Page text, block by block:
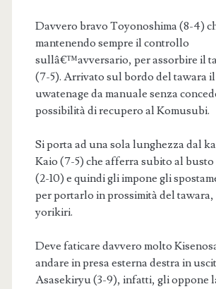
Davvero bravo Toyonoshima (8-4)
mantenendo sempre il controllo
sullâ€™avversario, per assorbire il
(7-5). Arrivato sul bordo del tawara
uwatenage da manuale senza
possibilità di recupero al Komusubi.
Si porta ad una sola lunghezza dal
Kaio (7-5) che afferra subito al
(2-10) e quindi gli impone gli
per portarlo in prossimità del
yorikiri.
Deve faticare davvero molto
andare in presa esterna destra in
Asasekiryu (3-9), infatti, gli oppone